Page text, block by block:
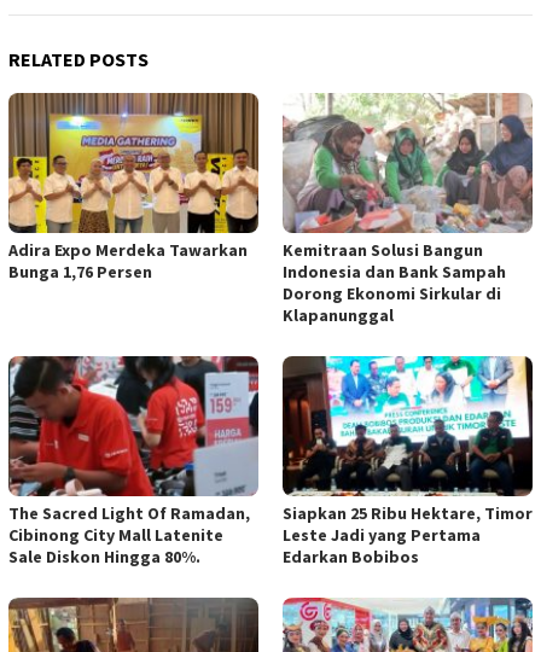
RELATED POSTS
Adira Expo Merdeka Tawarkan
Bunga 1,76 Persen
Kemitraan Solusi Bangun
Indonesia dan Bank Sampah
Dorong Ekonomi Sirkular di
Klapanunggal
The Sacred Light Of Ramadan,
Cibinong City Mall Latenite
Sale Diskon Hingga 80%.
Siapkan 25 Ribu Hektare, Timor
Leste Jadi yang Pertama
Edarkan Bobibos